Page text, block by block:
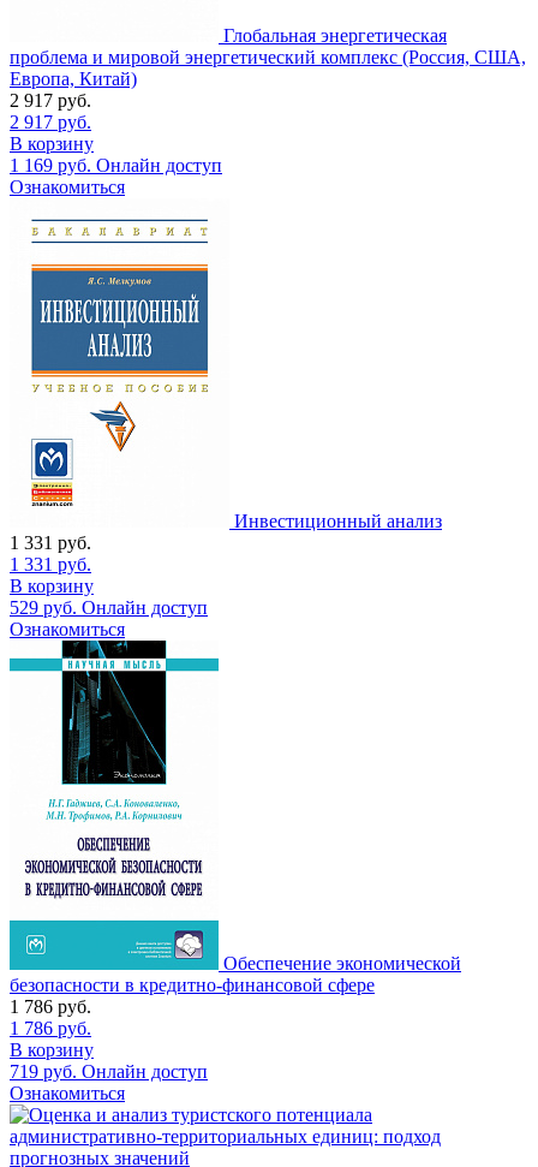
Глобальная энергетическая
проблема и мировой энергетический комплекс (Россия, США,
Европа, Китай)
2 917 руб.
2 917 руб.
В корзину
1 169 руб. Онлайн доступ
Ознакомиться
Инвестиционный анализ
1 331 руб.
1 331 руб.
В корзину
529 руб. Онлайн доступ
Ознакомиться
Обеспечение экономической
безопасности в кредитно-финансовой сфере
1 786 руб.
1 786 руб.
В корзину
719 руб. Онлайн доступ
Ознакомиться